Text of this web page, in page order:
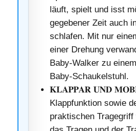
läuft, spielt und isst
gegebener Zeit auch
schlafen. Mit nur
einer Drehung
Baby-Walker zu
Baby-Schaukelstuhl.
𝐊𝐋𝐀𝐏𝐏𝐀𝐑 𝐔𝐍𝐃
Klappfunktion sowie
praktischen Tragegriff